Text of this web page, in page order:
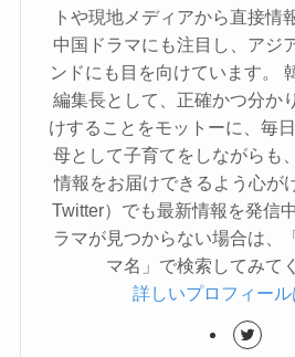
トや現地メディアから直接情
中国ドラマにも注目し、アジ
ンドにも目を向けています。
編集長として、正確かつ分か
けすることをモットーに、毎
母として子育てをしながらも
情報をお届けできるよう心が
Twitter）でも最新情報を発信
ラマが見つからない場合は
マ名」で検索してみて
詳しいプロフィール